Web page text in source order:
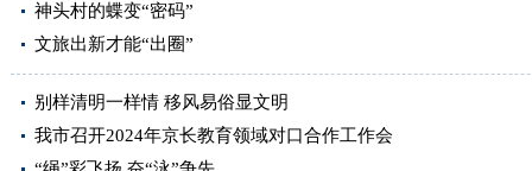
神头村的蝶变“密码”
文旅出新才能“出圈”
别样清明一样情 移风易俗显文明
我市召开2024年京长教育领域对口合作工作会